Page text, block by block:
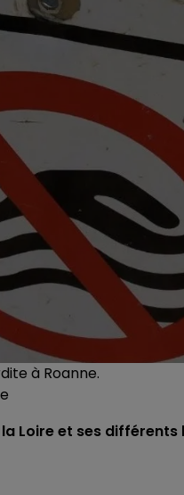
à Roanne.
Loire et ses